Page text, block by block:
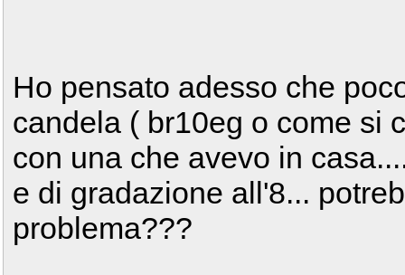
Ho pensato adesso che
candela ( br10eg o come si
con una che avevo in
e di gradazione all'8...
problema???